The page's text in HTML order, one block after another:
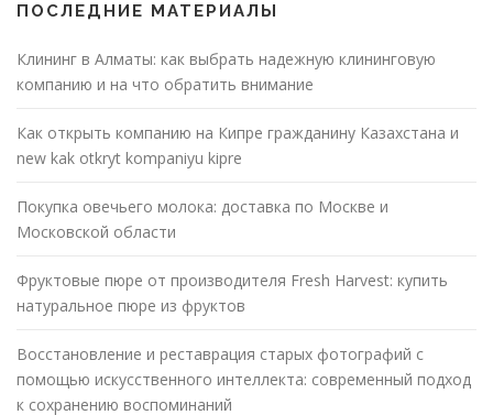
ПОСЛЕДНИЕ МАТЕРИАЛЫ
Клининг в Алматы: как выбрать надежную клининговую
компанию и на что обратить внимание
Как открыть компанию на Кипре гражданину Казахстана и
new kak otkryt kompaniyu kipre
Покупка овечьего молока: доставка по Москве и
Московской области
Фруктовые пюре от производителя Fresh Harvest: купить
натуральное пюре из фруктов
Восстановление и реставрация старых фотографий с
помощью искусственного интеллекта: современный подход
к сохранению воспоминаний